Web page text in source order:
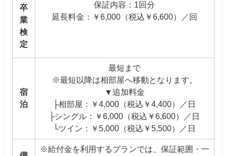
卒
業
検
定
保証内容：1回分
延長料金：￥6,000（税込￥6,600）／回
宿
泊
最短まで
※最短以降は相部屋へ移動となります。
▼追加料金
├相部屋：￥4,000（税込￥4,400）／日
├シングル：￥6,000（税込￥6,600）／日
└ツイン：￥5,000（税込￥5,500）／日
※給付金を利用するプランでは、保証範囲・一